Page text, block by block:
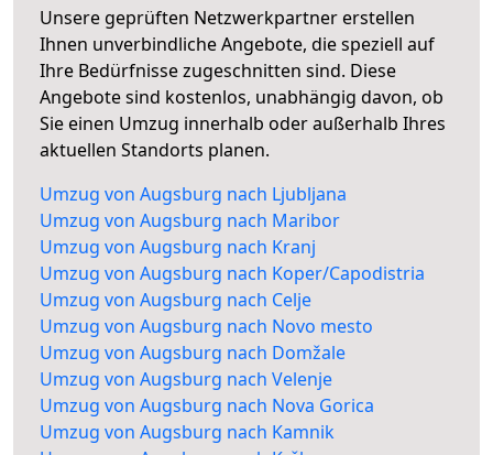
Unsere geprüften Netzwerkpartner erstellen
Ihnen unverbindliche Angebote, die speziell auf
Ihre Bedürfnisse zugeschnitten sind. Diese
Angebote sind kostenlos, unabhängig davon, ob
Sie einen Umzug innerhalb oder außerhalb Ihres
aktuellen Standorts planen.
Umzug von Augsburg nach Ljubljana
Umzug von Augsburg nach Maribor
Umzug von Augsburg nach Kranj
Umzug von Augsburg nach Koper/Capodistria
Umzug von Augsburg nach Celje
Umzug von Augsburg nach Novo mesto
Umzug von Augsburg nach Domžale
Umzug von Augsburg nach Velenje
Umzug von Augsburg nach Nova Gorica
Umzug von Augsburg nach Kamnik